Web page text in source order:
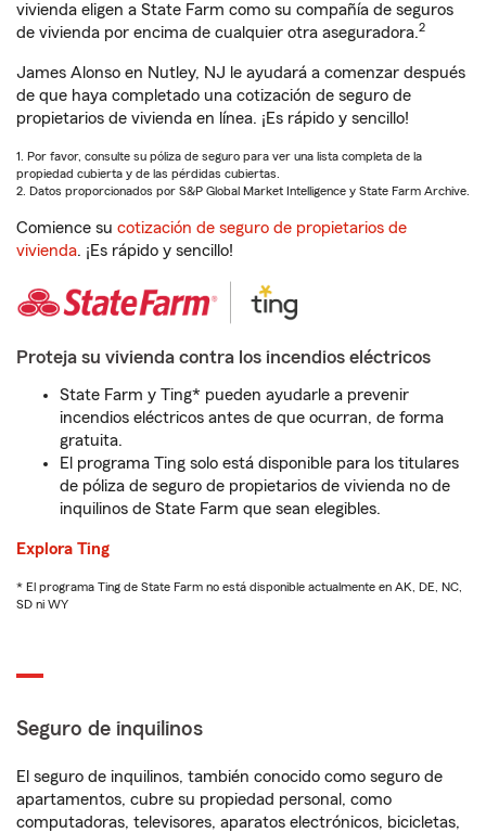
vivienda eligen a State Farm como su compañía de seguros
de vivienda por encima de cualquier otra aseguradora.2
James Alonso en Nutley, NJ le ayudará a comenzar después
de que haya completado una cotización de seguro de
propietarios de vivienda en línea. ¡Es rápido y sencillo!
1. Por favor, consulte su póliza de seguro para ver una lista completa de la
propiedad cubierta y de las pérdidas cubiertas.
2. Datos proporcionados por S&P Global Market Intelligence y State Farm Archive.
Comience su cotización de seguro de propietarios de
vivienda. ¡Es rápido y sencillo!
Proteja su vivienda contra los incendios eléctricos
State Farm y Ting* pueden ayudarle a prevenir
incendios eléctricos antes de que ocurran, de forma
gratuita.
El programa Ting solo está disponible para los titulares
de póliza de seguro de propietarios de vivienda no de
inquilinos de State Farm que sean elegibles.
Explora Ting
* El programa Ting de State Farm no está disponible actualmente en AK, DE, NC,
SD ni WY
Seguro de inquilinos
El seguro de inquilinos, también conocido como seguro de
apartamentos, cubre su propiedad personal, como
computadoras, televisores, aparatos electrónicos, bicicletas,